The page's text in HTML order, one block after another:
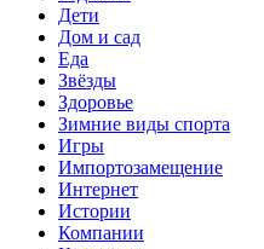
Дети
Дом и сад
Еда
Звёзды
Здоровье
Зимние виды спорта
Игры
Импортозамещение
Интернет
Истории
Компании